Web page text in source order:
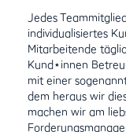
Jedes
individualisiertes
Mitarbeitende
Kund⋆innen
mit einer
dem heraus wir
machen wir am